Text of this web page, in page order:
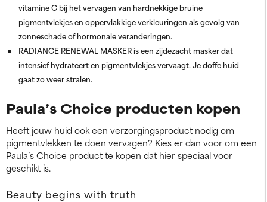
vitamine C bij het vervagen van hardnekkige bruine
pigmentvlekjes en oppervlakkige verkleuringen als gevolg van
zonneschade of hormonale veranderingen.
RADIANCE RENEWAL MASKER is een zijdezacht masker dat
intensief hydrateert en pigmentvlekjes vervaagt. Je doffe huid
gaat zo weer stralen.
Paula’s Choice producten kopen
Heeft jouw huid ook een verzorgingsproduct nodig om
pigmentvlekken te doen vervagen? Kies er dan voor om een
Paula’s Choice product te kopen dat hier speciaal voor
geschikt is.
Beauty begins with truth